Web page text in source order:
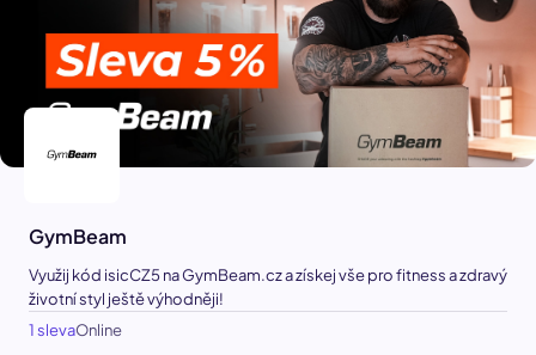
GymBeam
Využij kód isicCZ5 na GymBeam.cz a získej vše pro fitness a zdravý
životní styl ještě výhodněji!
1 slevaOnline